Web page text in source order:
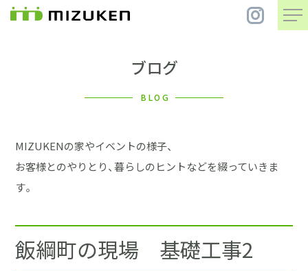
住 宅
まちづくり
会社案内
ブログ
BLOG
MIZUKENの家やイベントの様子、
お客様とのやりとり、暮らしのヒントなどを綴っていきま
す。
飯綱町の現場 基礎工事2